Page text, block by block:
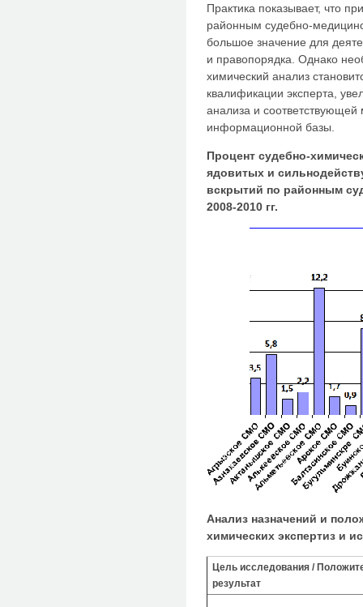
Практика показывает, что
районным судебно-
большое значение для
и правопорядка. Однако
химический анализ
квалификации эксперта,
анализа и соответствующей
информационной базы.
Процент судебно-
ядовитых и
вскрытий по районным
2008-2010 гг.
Анализ назначений и
химических экспертиз и
Цель исследования /
результат